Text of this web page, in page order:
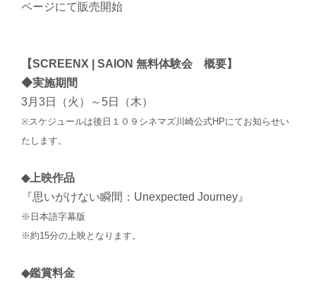
ページにて販売開始
【SCREENX | SAION 無料体験会 概要】
◆実施期間
3月3日（火）～5日（木）
※スケジュールは後日１０９シネマズ川崎公式HPにてお知らせい
たします。
◆上映作品
『思いがけない瞬間：Unexpected Journey』
※日本語字幕版
※約15分の上映となります。
◆鑑賞料金